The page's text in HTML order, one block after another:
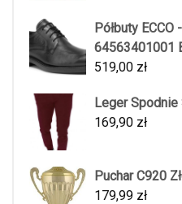
Półbuty ECCO
64563401001
519,00 zł
Leger
169,90 zł
Puchar C920
179,99 zł